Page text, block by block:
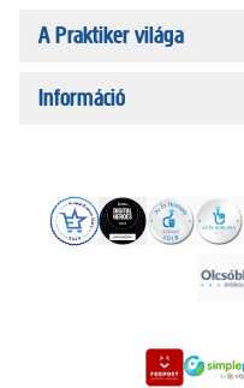
A Praktiker világa
Információ